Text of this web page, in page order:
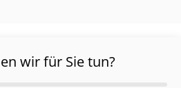
wir für Sie tun?